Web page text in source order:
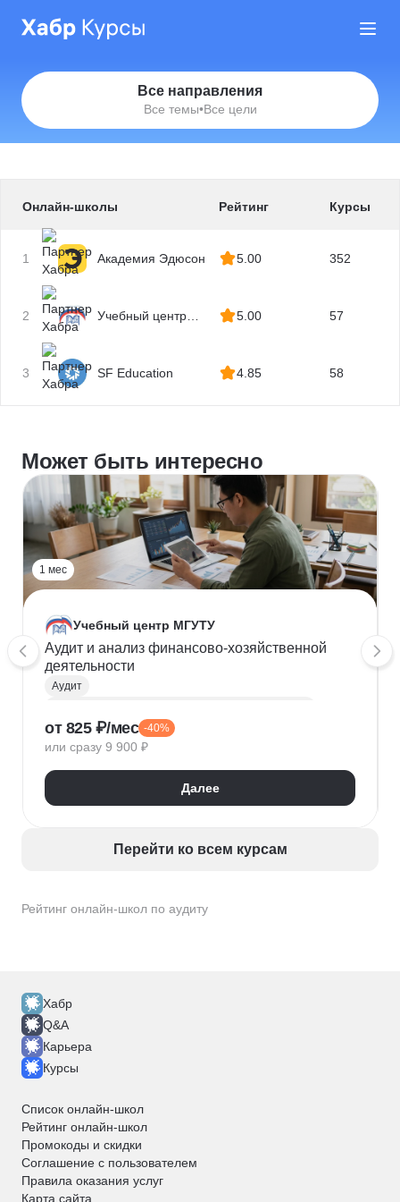
Все направления
Все темы•Все цели
Рейтинг онлайн-школ по аудиту
Онлайн-школы Рейтинг Курсы
1 Академия Эдюсон 5.00 352
2
Учебный центр
5.00 57
3 SF Education 4.85 58
Может быть интересно
1 мес
Учебный центр МГУТУ
Аудит и анализ финансово-хозяйственной
деятельности
Аудит
Бухгалтерский учет
Налогообложение
Анализ ликвидности
от 825 ₽/мес -40%
или сразу 9 900 ₽
Далее
Перейти ко всем курсам
Хабр
Q&A
Карьера
Курсы
Список онлайн-школ
Рейтинг онлайн-школ
Промокоды и скидки
Соглашение с пользователем
Правила оказания услуг
Карта сайта